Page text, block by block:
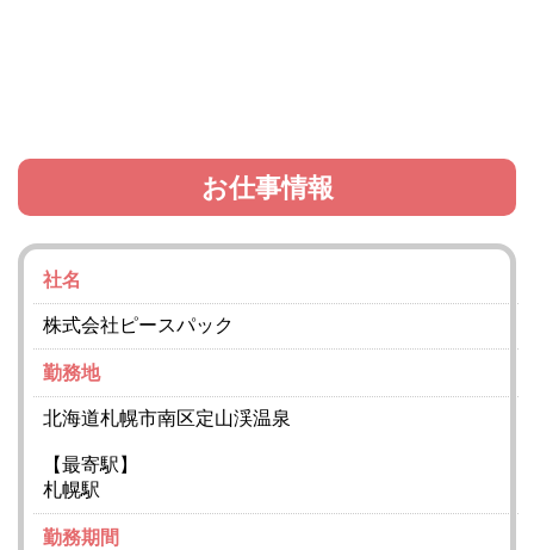
お仕事情報
社名
株式会社ピースパック
勤務地
北海道札幌市南区定山渓温泉
【最寄駅】
札幌駅
勤務期間